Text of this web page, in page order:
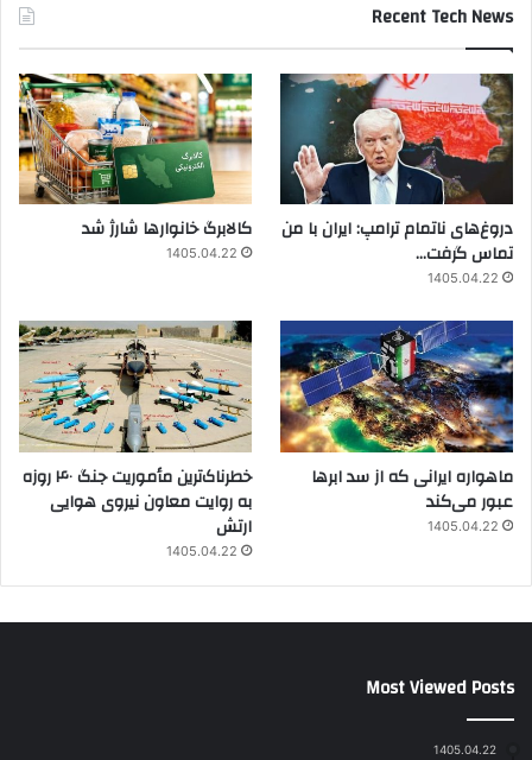
Recent Tech News
دروغ‌های ناتمام ترامپ: ایران با من
تماس گرفت…
1405.04.22
کالابرگ خانوارها شارژ شد
1405.04.22
ماهواره ایرانی که از سد ابرها
عبور می‌کند
1405.04.22
خطرناک‌ترین مأموریت جنگ ۴۰ روزه
به روایت معاون نیروی هوایی
ارتش
1405.04.22
Most Viewed Posts
1405.04.22